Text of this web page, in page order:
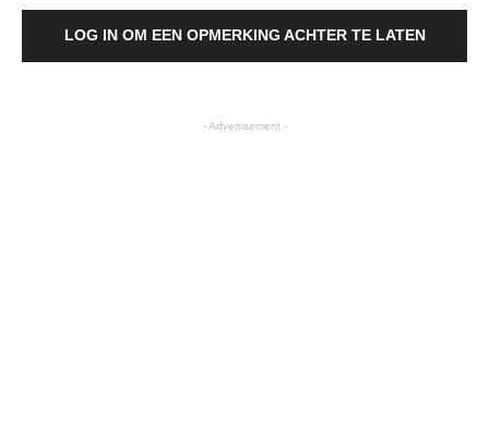
LOG IN OM EEN OPMERKING ACHTER TE LATEN
- Advertisement -